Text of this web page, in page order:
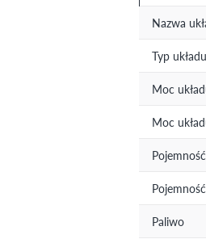
Nazwa
Typ
Moc
Moc
Paliwo